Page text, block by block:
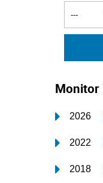
Monitor
2026
2022
2018